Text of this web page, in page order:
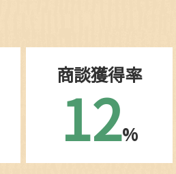
商談獲得率
12%